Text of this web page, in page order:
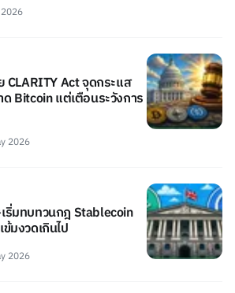
Act จุดกระแส
Bitcoin แต่เตือนระวังการ
2026
ริ่มทบทวนกฎ Stablecoin
มงวดเกินไป
2026